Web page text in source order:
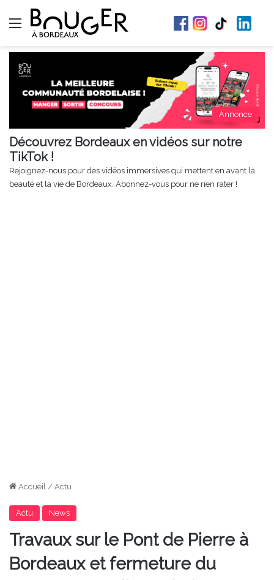
Menu
Annonce
Découvrez Bordeaux en vidéos sur notre
TikTok !
Rejoignez-nous pour des vidéos immersives qui mettent en avant la
beauté et la vie de Bordeaux. Abonnez-vous pour ne rien rater !
Accueil / Actu
Actu News
Travaux sur le Pont de Pierre à
Bordeaux et fermeture du